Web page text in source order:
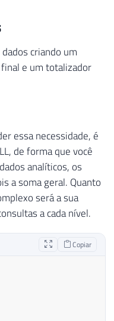
criando um
e um totalizador
essa necessidade, é
de forma que você
analíticos, os
a soma geral. Quanto
será a sua
a cada nível.
Copiar